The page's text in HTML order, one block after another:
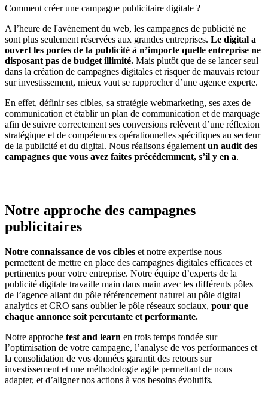
Comment créer une campagne publicitaire digitale ?
A l’heure de l'avènement du web, les campagnes de publicité ne
sont plus seulement réservées aux grandes entreprises. Le digital a
ouvert les portes de la publicité à n’importe quelle entreprise ne
disposant pas de budget illimité. Mais plutôt que de se lancer seul
dans la création de campagnes digitales et risquer de mauvais retour
sur investissement, mieux vaut se rapprocher d’une agence experte.
En effet, définir ses cibles, sa stratégie webmarketing, ses axes de
communication et établir un plan de communication et de marquage
afin de suivre correctement ses conversions relèvent d’une réflexion
stratégique et de compétences opérationnelles spécifiques au secteur
de la publicité et du digital. Nous réalisons également un audit des
campagnes que vous avez faites précédemment, s’il y en a.
Notre approche des campagnes
publicitaires
Notre connaissance de vos cibles et notre expertise nous
permettent de mettre en place des campagnes digitales efficaces et
pertinentes pour votre entreprise. Notre équipe d’experts de la
publicité digitale travaille main dans main avec les différents pôles
de l’agence allant du pôle référencement naturel au pôle digital
analytics et CRO sans oublier le pôle réseaux sociaux, pour que
chaque annonce soit percutante et performante.
Notre approche test and learn en trois temps fondée sur
l’optimisation de votre campagne, l’analyse de vos performances et
la consolidation de vos données garantit des retours sur
investissement et une méthodologie agile permettant de nous
adapter, et d’aligner nos actions à vos besoins évolutifs.